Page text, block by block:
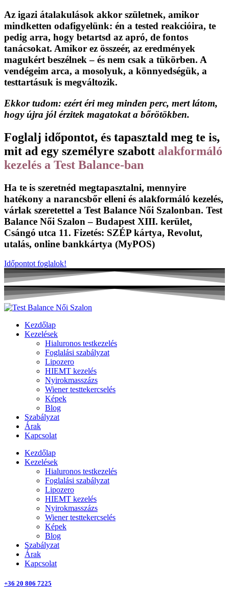
Az igazi átalakulások akkor születnek, amikor
mindketten odafigyelünk: én a tested reakcióira, te
pedig arra, hogy betartsd az apró, de fontos
tanácsokat. Amikor ez összeér, az eredmények
magukért beszélnek – és nem csak a tükörben. A
vendégeim arca, a mosolyuk, a könnyedségük, a
testtartásuk is megváltozik.
Ekkor tudom: ezért éri meg minden perc, mert látom,
hogy újra jól érzitek magatokat a bőrötökben.
Foglalj időpontot, és tapasztald meg te is,
mit ad egy személyre szabott alakformáló
kezelés a Test Balance-ban
Ha te is szeretnéd megtapasztalni, mennyire
hatékony a narancsbőr elleni és alakformáló kezelés,
várlak szeretettel a Test Balance Női Szalonban. Test
Balance Női Szalon – Budapest XIII. kerület,
Csángó utca 11. Fizetés: SZÉP kártya, Revolut,
utalás, online bankkártya (MyPOS)
Időpontot foglalok!
Kezdőlap
Kezelések
Hialuronos testkezelés
Foglalási szabályzat
Lipozero
HIEMT kezelés
Nyirokmasszázs
Wiener testtekercselés
Képek
Blog
Szabályzat
Árak
Kapcsolat
Kezdőlap
Kezelések
Hialuronos testkezelés
Foglalási szabályzat
Lipozero
HIEMT kezelés
Nyirokmasszázs
Wiener testtekercselés
Képek
Blog
Szabályzat
Árak
Kapcsolat
+36 20 806 7225